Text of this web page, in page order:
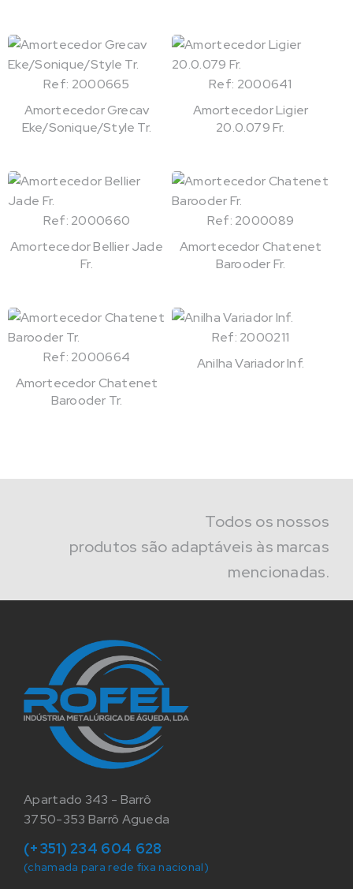
Ref: 2000665
Amortecedor Grecav
Eke/Sonique/Style Tr.
Ref: 2000641
Amortecedor Ligier
20.0.079 Fr.
Ref: 2000660
Amortecedor Bellier Jade
Fr.
Ref: 2000089
Amortecedor Chatenet
Barooder Fr.
Ref: 2000664
Amortecedor Chatenet
Barooder Tr.
Ref: 2000211
Anilha Variador Inf.
Todos os nossos
produtos são adaptáveis às marcas
mencionadas.
Apartado 343 - Barrô
3750-353 Barrô Agueda
(+351) 234 604 628
(chamada para rede fixa nacional)